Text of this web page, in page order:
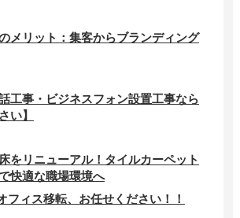
メリット：集客からブランディング
話工事・ビジネスフォン設置工事なら
い】
をリニューアル！タイルカーペット
快適な職場環境へ
フィス移転、お任せください！！